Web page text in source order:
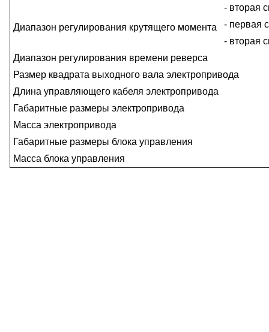
- вторая
Диапазон регулирования крутящего момента
- первая
- вторая
Диапазон регулирования времени реверса
Размер квадрата выходного вала электропривода
Длина управляющего кабеля электропривода
Габаритные размеры электропривода
Масса электропривода
Габаритные размеры блока управления
Масса блока управления